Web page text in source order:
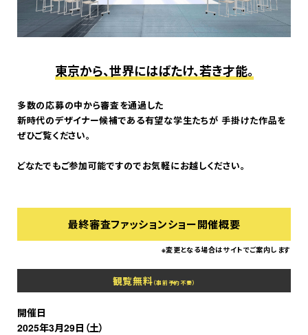
東京から、世界にはばたけ、若き才能。
多数の応募の中から審査を通過した
新時代のデザイナー候補である有望な学生たちが 手掛けた作品を
ぜひご覧ください。
どなたでもご参加可能ですのでお気軽にお越しください。
最終審査ファッションショー開催概要
※変更となる場合はサイトでご案内します
観覧無料（事前予約不要）
開催日
2025年3月29日（土）